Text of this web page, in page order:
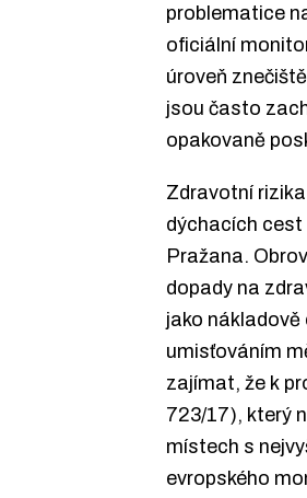
problematice
oficiální
úroveň
jsou často
opakovaně
Zdravotní
dýchacích cest
Pražana.
dopady na
jako
umisťováním
zajímat, že k
723/17), který
místech s
evropského